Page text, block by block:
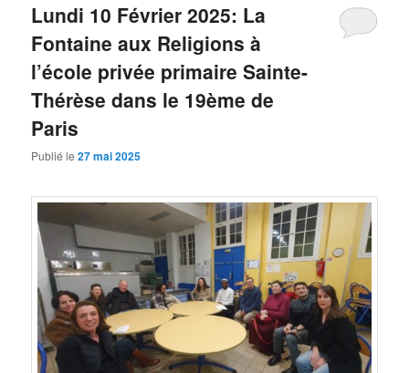
Lundi 10 Février 2025: La
Fontaine aux Religions à
l’école privée primaire Sainte-
Thérèse dans le 19ème de
Paris
Publié le27 mai 2025